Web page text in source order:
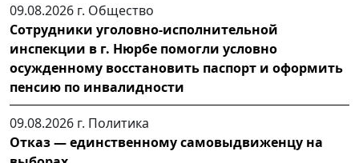
09.08.2026 г. Общество
Сотрудники уголовно-исполнительной
инспекции в г. Нюрбе помогли условно
осужденному восстановить паспорт и оформить
пенсию по инвалидности
09.08.2026 г. Политика
Отказ — единственному самовыдвиженцу на